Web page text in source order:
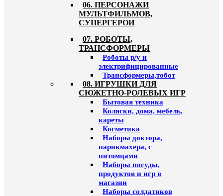
06. ПЕРСОНАЖИ
МУЛЬТФИЛЬМОВ,
СУПЕРГЕРОИ
07. РОБОТЫ,
ТРАНСФОРМЕРЫ
Роботы р/у и
электрифицированные
Трансформеры,тобот
08. ИГРУШКИ ДЛЯ
СЮЖЕТНО-РОЛЕВЫХ ИГР
Бытовая техника
Коляски, дома, мебель,
кареты
Косметика
Наборы доктора,
парикмахера, с
питомцами
Наборы посуды,
продуктов и игр в
магазин
Наборы солдатиков